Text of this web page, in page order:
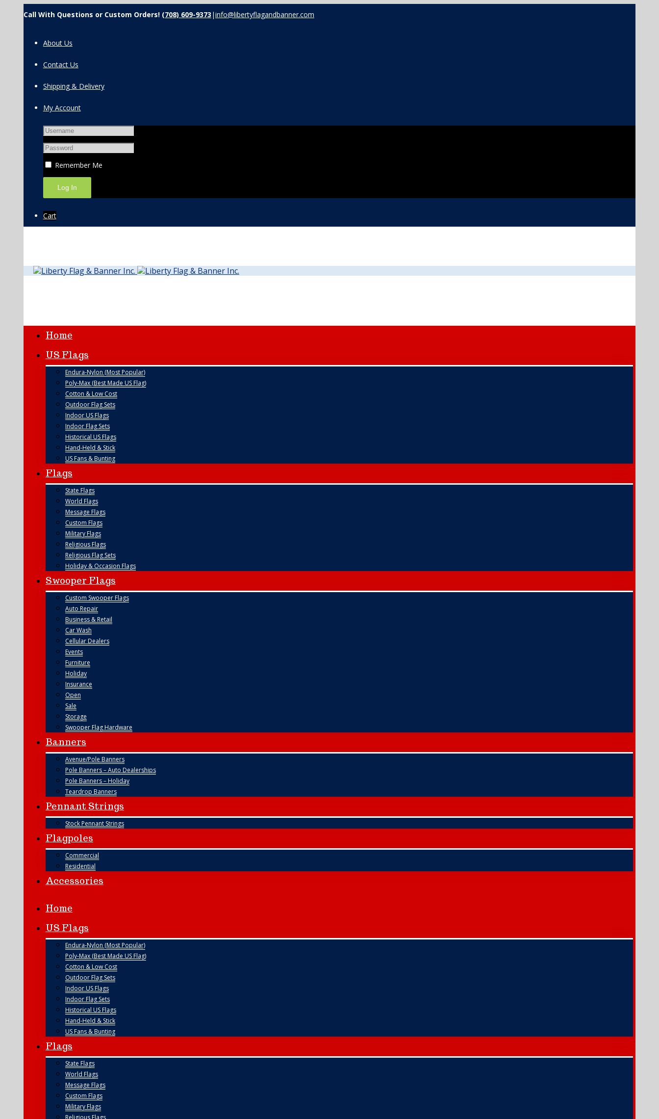
Call With Questions or Custom Orders! (708) 609-9373 |info@libertyflagandbanner.com
About Us
Contact Us
Shipping & Delivery
My Account
Remember Me
Cart
Home
US Flags
Endura-Nylon (Most Popular)
Poly-Max (Best Made US Flag)
Cotton & Low Cost
Outdoor Flag Sets
Indoor US Flags
Indoor Flag Sets
Historical US Flags
Hand-Held & Stick
US Fans & Bunting
Flags
State Flags
World Flags
Message Flags
Custom Flags
Military Flags
Religious Flags
Religious Flag Sets
Holiday & Occasion Flags
Swooper Flags
Custom Swooper Flags
Auto Repair
Business & Retail
Car Wash
Cellular Dealers
Events
Furniture
Holiday
Insurance
Open
Sale
Storage
Swooper Flag Hardware
Banners
Avenue/Pole Banners
Pole Banners – Auto Dealerships
Pole Banners – Holiday
Teardrop Banners
Pennant Strings
Stock Pennant Strings
Flagpoles
Commercial
Residential
Accessories
Home
US Flags
Endura-Nylon (Most Popular)
Poly-Max (Best Made US Flag)
Cotton & Low Cost
Outdoor Flag Sets
Indoor US Flags
Indoor Flag Sets
Historical US Flags
Hand-Held & Stick
US Fans & Bunting
Flags
State Flags
World Flags
Message Flags
Custom Flags
Military Flags
Religious Flags